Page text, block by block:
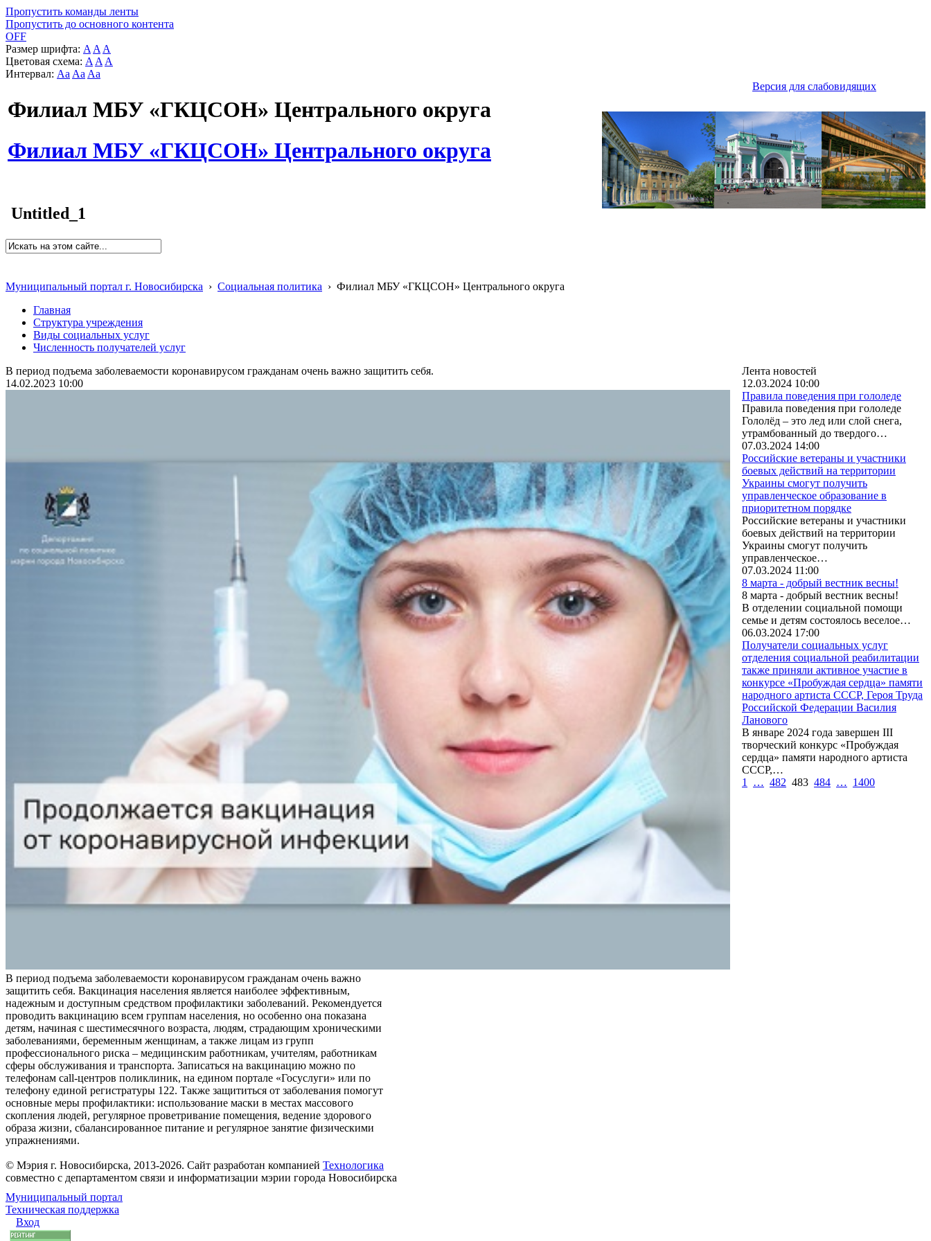
Пропустить команды ленты
Пропустить до основного контента
OFF
Размер шрифта: A A A
Цветовая схема: A A A
Интервал: Aa Aa Aa
Версия для слабовидящих
Филиал МБУ «ГКЦСОН» Центрального округа
Филиал МБУ «ГКЦСОН» Центрального округа
Untitled_1
Муниципальный портал г. Новосибирска › Социальная политика › Филиал МБУ «ГКЦСОН» Центрального округа
Главная
Структура учреждения
Виды социальных услуг
Численность получателей услуг
В период подъема заболеваемости коронавирусом гражданам очень важно защитить себя.
14.02.2023 10:00
В период подъема заболеваемости коронавирусом гражданам очень важно
защитить себя. Вакцинация населения является наиболее эффективным,
надежным и доступным средством профилактики заболеваний. Рекомендуется
проводить вакцинацию всем группам населения, но особенно она показана
детям, начиная с шестимесячного возраста, людям, страдающим хроническими
заболеваниями, беременным женщинам, а также лицам из групп
профессионального риска – медицинским работникам, учителям, работникам
сферы обслуживания и транспорта. Записаться на вакцинацию можно по
телефонам call-центров поликлиник, на едином портале «Госуслуги» или по
телефону единой регистратуры 122. Также защититься от заболевания помогут
основные меры профилактики: использование маски в местах массового
скопления людей, регулярное проветривание помещения, ведение здорового
образа жизни, сбалансированное питание и регулярное занятие физическими
упражнениями.
Лента новостей
12.03.2024 10:00
Правила поведения при гололеде
Правила поведения при гололеде
Гололёд – это лед или слой снега,
утрамбованный до твердого…
07.03.2024 14:00
Российские ветераны и участники
боевых действий на территории
Украины смогут получить
управленческое образование в
приоритетном порядке
Российские ветераны и участники
боевых действий на территории
Украины смогут получить
управленческое…
07.03.2024 11:00
8 марта - добрый вестник весны!
8 марта - добрый вестник весны!
В отделении социальной помощи
семье и детям состоялось веселое…
06.03.2024 17:00
Получатели социальных услуг
отделения социальной реабилитации
также приняли активное участие в
конкурсе «Пробуждая сердца» памяти
народного артиста СССР, Героя Труда
Российской Федерации Василия
Ланового
В январе 2024 года завершен III
творческий конкурс «Пробуждая
сердца» памяти народного артиста
СССР,…
1
… 482 483 484 … 1400
© Мэрия г. Новосибирска, 2013-2026. Сайт разработан компанией Технологика
совместно с департаментом связи и информатизации мэрии города Новосибирска
Муниципальный портал
Техническая поддержка
Вход